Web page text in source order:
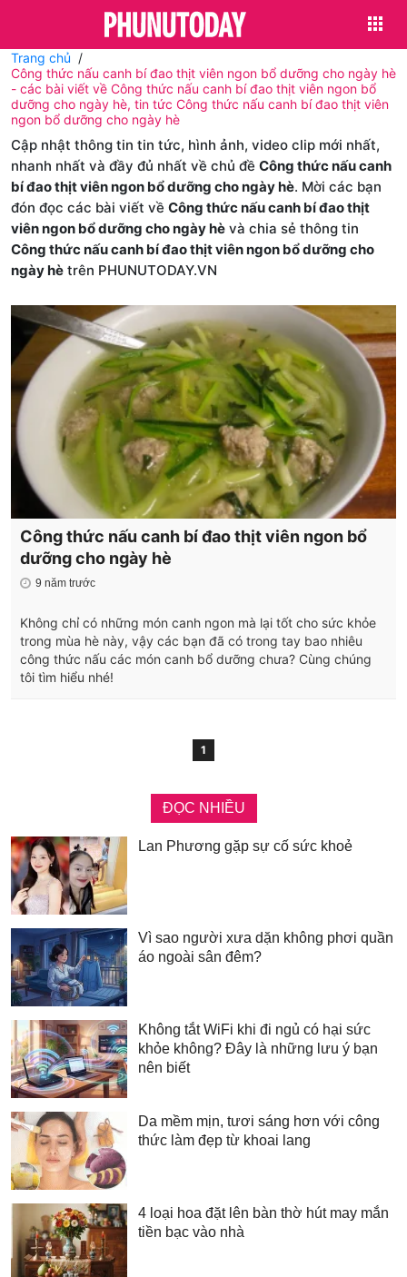
Trang chủ
Công thức nấu canh bí đao thịt viên ngon bổ dưỡng cho ngày hè
- các bài viết về Công thức nấu canh bí đao thịt viên ngon bổ
dưỡng cho ngày hè, tin tức Công thức nấu canh bí đao thịt viên
ngon bổ dưỡng cho ngày hè
Cập nhật thông tin tin tức, hình ảnh, video clip mới nhất,
nhanh nhất và đầy đủ nhất về chủ đề Công thức nấu canh
bí đao thịt viên ngon bổ dưỡng cho ngày hè. Mời các bạn
đón đọc các bài viết về Công thức nấu canh bí đao thịt
viên ngon bổ dưỡng cho ngày hè và chia sẻ thông tin
Công thức nấu canh bí đao thịt viên ngon bổ dưỡng cho
ngày hè trên PHUNUTODAY.VN
Công thức nấu canh bí đao thịt viên ngon bổ
dưỡng cho ngày hè
9 năm trước
Không chỉ có những món canh ngon mà lại tốt cho sức khỏe
trong mùa hè này, vậy các bạn đã có trong tay bao nhiêu
công thức nấu các món canh bổ dưỡng chưa? Cùng chúng
tôi tìm hiểu nhé!
1
ĐỌC NHIỀU
Lan Phương gặp sự cố sức khoẻ
Vì sao người xưa dặn không phơi quần
áo ngoài sân đêm?
Không tắt WiFi khi đi ngủ có hại sức
khỏe không? Đây là những lưu ý bạn
nên biết
Da mềm mịn, tươi sáng hơn với công
thức làm đẹp từ khoai lang
4 loại hoa đặt lên bàn thờ hút may mắn
tiền bạc vào nhà